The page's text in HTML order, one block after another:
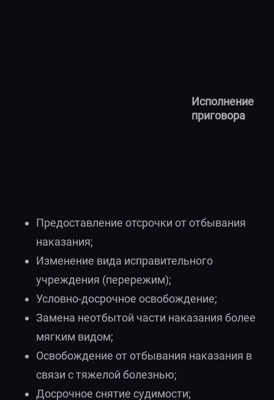
Исполнение
приговора
Предоставление отсрочки от отбывания
наказания;
Изменение вида исправительного
учреждения (перережим);
Условно-досрочное освобождение;
Замена неотбытой части наказания более
мягким видом;
Освобождение от отбывания наказания в
связи с тяжелой болезнью;
Досрочное снятие судимости;